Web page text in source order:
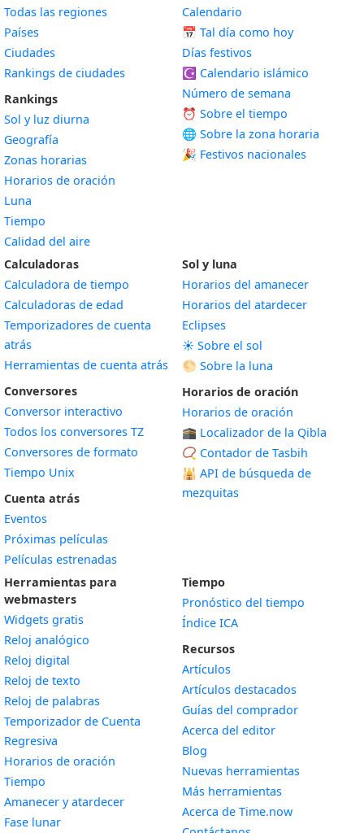
Todas las regiones
Países
Ciudades
Rankings de ciudades
Rankings
Sol y luz diurna
Geografía
Zonas horarias
Horarios de oración
Luna
Tiempo
Calidad del aire
Calendario
📅 Tal día como hoy
Días festivos
☪️ Calendario islámico
Número de semana
⏰ Sobre el tiempo
🌐 Sobre la zona horaria
🎉 Festivos nacionales
Calculadoras
Calculadora de tiempo
Calculadoras de edad
Temporizadores de cuenta
atrás
Herramientas de cuenta atrás
Conversores
Conversor interactivo
Todos los conversores TZ
Conversores de formato
Tiempo Unix
Cuenta atrás
Eventos
Próximas películas
Películas estrenadas
Sol y luna
Horarios del amanecer
Horarios del atardecer
Eclipses
☀️ Sobre el sol
🌕 Sobre la luna
Horarios de oración
Horarios de oración
🕋 Localizador de la Qibla
📿 Contador de Tasbih
🕌 API de búsqueda de
mezquitas
Herramientas para
webmasters
Widgets gratis
Reloj analógico
Reloj digital
Reloj de texto
Reloj de palabras
Temporizador de Cuenta
Regresiva
Horarios de oración
Tiempo
Amanecer y atardecerWidget
Fase lunarWidget
Tiempo
Pronóstico del tiempo
Índice ICA
Recursos
Artículos
Artículos destacados
Guías del comprador
Acerca del editor
Blog
Nuevas herramientas
Más herramientas
Acerca de Time.now